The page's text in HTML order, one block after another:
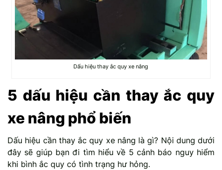
Dấu hiệu thay ắc quy xe nâng
5 dấu hiệu cần thay ắc quy
xe nâng phổ biến
Dấu hiệu cần thay ắc quy xe nâng là gì? Nội dung dưới
đây sẽ giúp bạn đi tìm hiểu về 5 cảnh báo nguy hiểm
khi bình ắc quy có tình trạng hư hỏng.